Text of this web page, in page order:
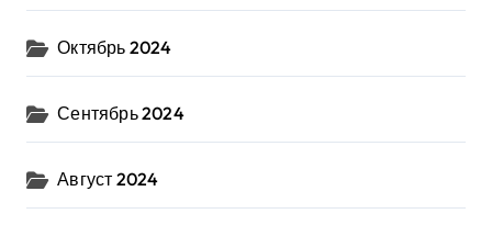
Октябрь 2024
Сентябрь 2024
Август 2024